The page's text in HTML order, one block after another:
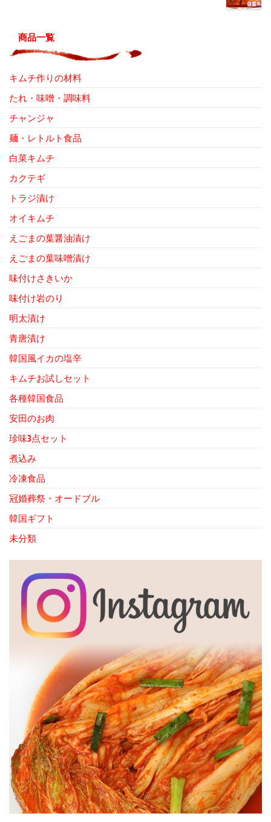
商品一覧
キムチ作りの材料
たれ・味噌・調味料
チャンジャ
麺・レトルト食品
白菜キムチ
カクテギ
トラジ漬け
オイキムチ
えごまの葉醤油漬け
えごまの葉味噌漬け
味付けさきいか
味付け岩のり
明太漬け
青唐漬け
韓国風イカの塩辛
キムチお試しセット
各種韓国食品
安田のお肉
珍味3点セット
煮込み
冷凍食品
冠婚葬祭・オードブル
韓国ギフト
未分類